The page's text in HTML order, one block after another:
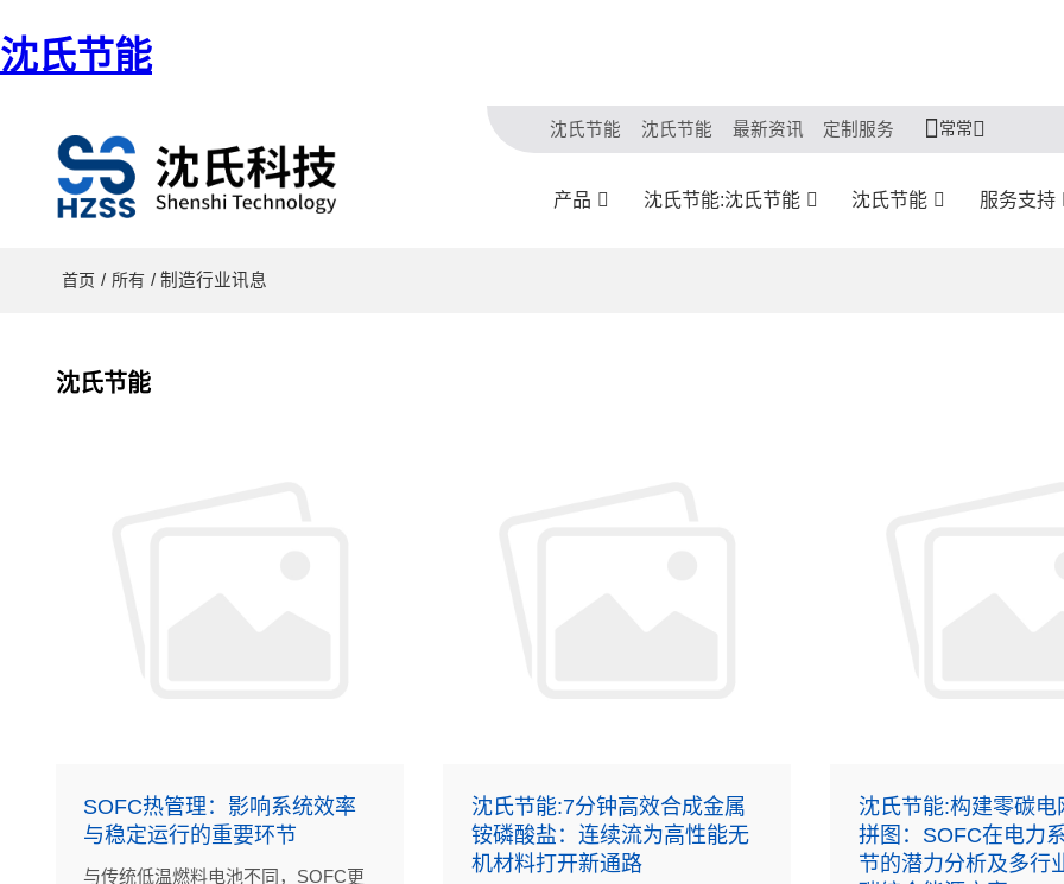
沈氏节能
沈氏节能 沈氏节能 最新资讯 定制服务 常常
产品 沈氏节能:沈氏节能 沈氏节能 服务支持
首页 / 所有 / 制造行业讯息
沈氏节能
SOFC热管理：影响系统效率
与稳定运行的重要环节
与传统低温燃料电池不同，SOFC更
沈氏节能:7分钟高效合成金属
铵磷酸盐：连续流为高性能无
机材料打开新通路
沈氏节能:构建零碳电
拼图：SOFC在电力
节的潜力分析及多行